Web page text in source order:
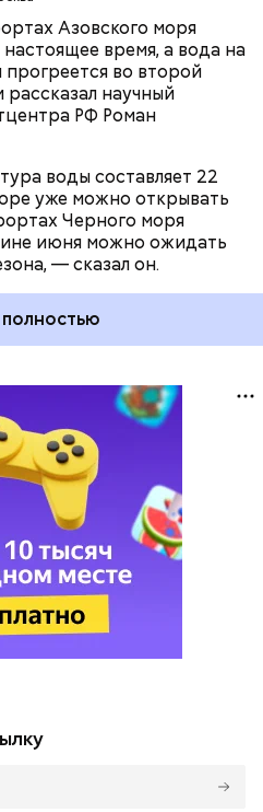
Азовского моря
время, а вода на
во второй
научный
РФ Роман
воды составляет 22
уже можно открывать
Черного моря
июня можно ожидать
— сказал он.
полностью